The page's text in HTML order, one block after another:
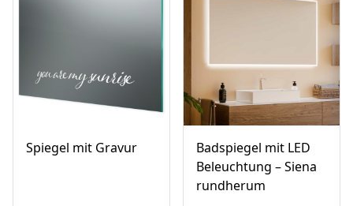
Spiegel mit Gravur
Badspiegel mit LED
Beleuchtung – Siena
rundherum